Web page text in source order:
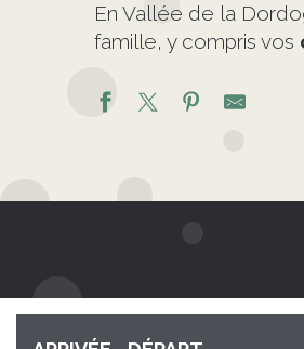
En Vallée de la
famille, y compris vos